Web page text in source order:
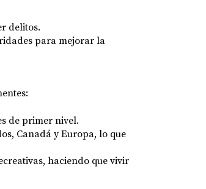
delitos.
para mejorar la
de primer nivel.
Canadá y Europa, lo que
haciendo que vivir